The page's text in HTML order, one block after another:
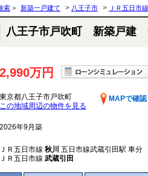
索 > 新築一戸建て > 八王子市 > ＪＲ五日市線
八王子市戸吹町 新築戸建
2,990万円
東京都八王子市戸吹町
MAPで確認
この地域周辺の物件を見る
2026年9月築
ＪＲ五日市線 秋川 五日市線武蔵引田駅 車分
ＪＲ五日市線 武蔵引田